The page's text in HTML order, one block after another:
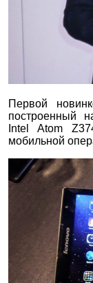
Первой
построенный
Intel Atom
мобильной